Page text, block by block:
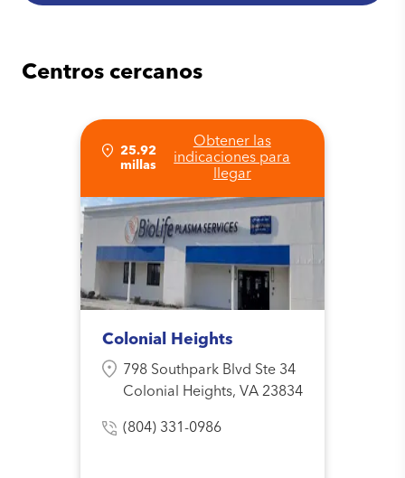
Centros cercanos
25.92
millas
Obtener las
indicaciones para
llegar
Colonial Heights
798 Southpark Blvd Ste 34
Colonial Heights, VA 23834
(804) 331-0986